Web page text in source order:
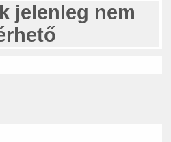
jelenleg nem